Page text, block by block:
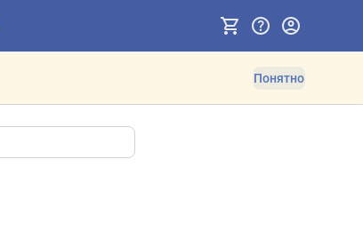
Понятно